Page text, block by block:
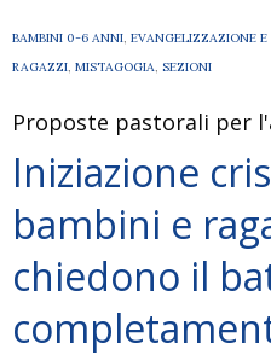
BAMBINI 0-6 ANNI, EVANGELIZZAZIONE E
RAGAZZI, MISTAGOGIA, SEZIONI
Proposte pastorali per
Iniziazione
bambini e
chiedono il